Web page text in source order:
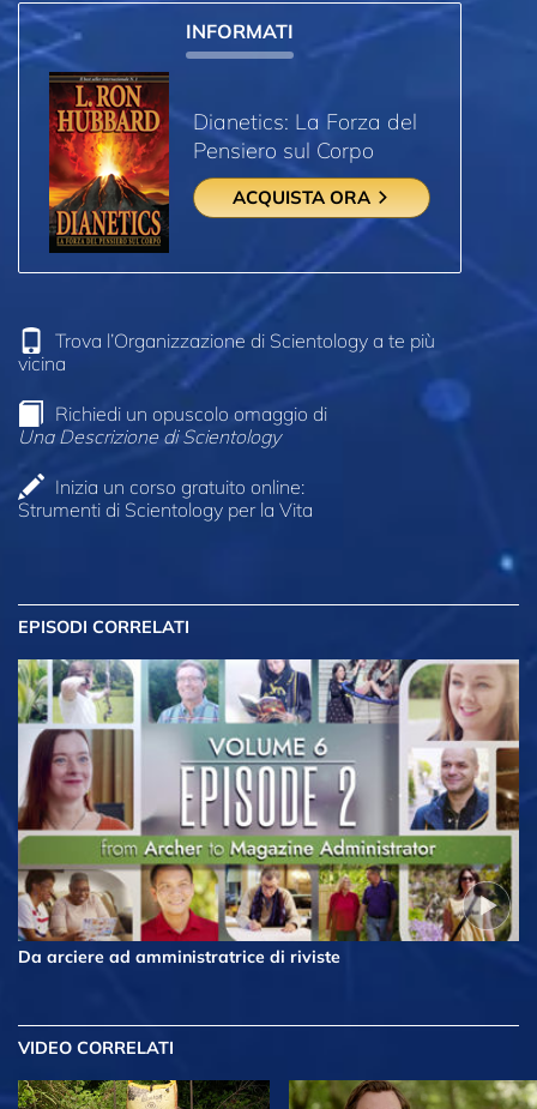
INFORMATI
Dianetics: La Forza del
Pensiero sul Corpo
ACQUISTA ORA
Trova l’Organizzazione di Scientology a te più
vicina
Richiedi un opuscolo omaggio di
Una Descrizione di Scientology
Inizia un corso gratuito online:
Strumenti di Scientology per la Vita
EPISODI CORRELATI
Da arciere ad amministratrice di riviste
VIDEO CORRELATI